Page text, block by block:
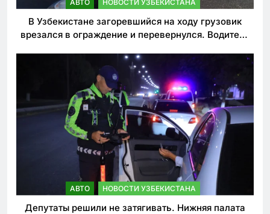
АВТО НОВОСТИ УЗБЕКИСТАНА
В Узбекистане загоревшийся на ходу грузовик
врезался в ограждение и перевернулся. Водитель
АВТО НОВОСТИ УЗБЕКИСТАНА
Депутаты решили не затягивать. Нижняя палата